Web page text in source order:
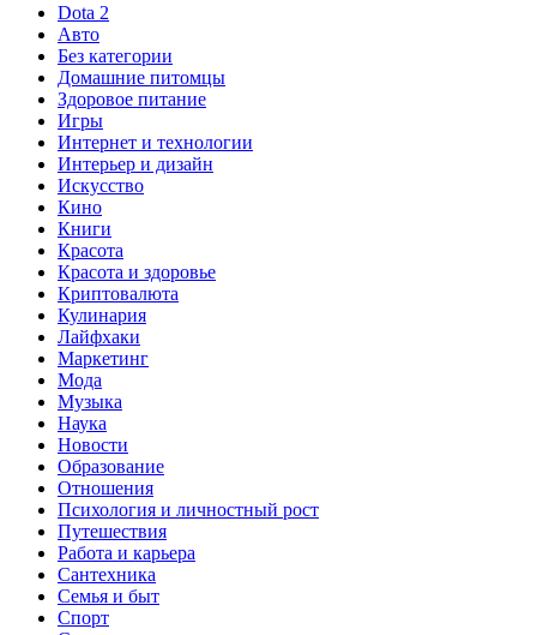
Dota 2
Авто
Без категории
Домашние питомцы
Здоровое питание
Игры
Интернет и технологии
Интерьер и дизайн
Искусство
Кино
Книги
Красота
Красота и здоровье
Криптовалюта
Кулинария
Лайфхаки
Маркетинг
Мода
Музыка
Наука
Новости
Образование
Отношения
Психология и личностный рост
Путешествия
Работа и карьера
Сантехника
Семья и быт
Спорт